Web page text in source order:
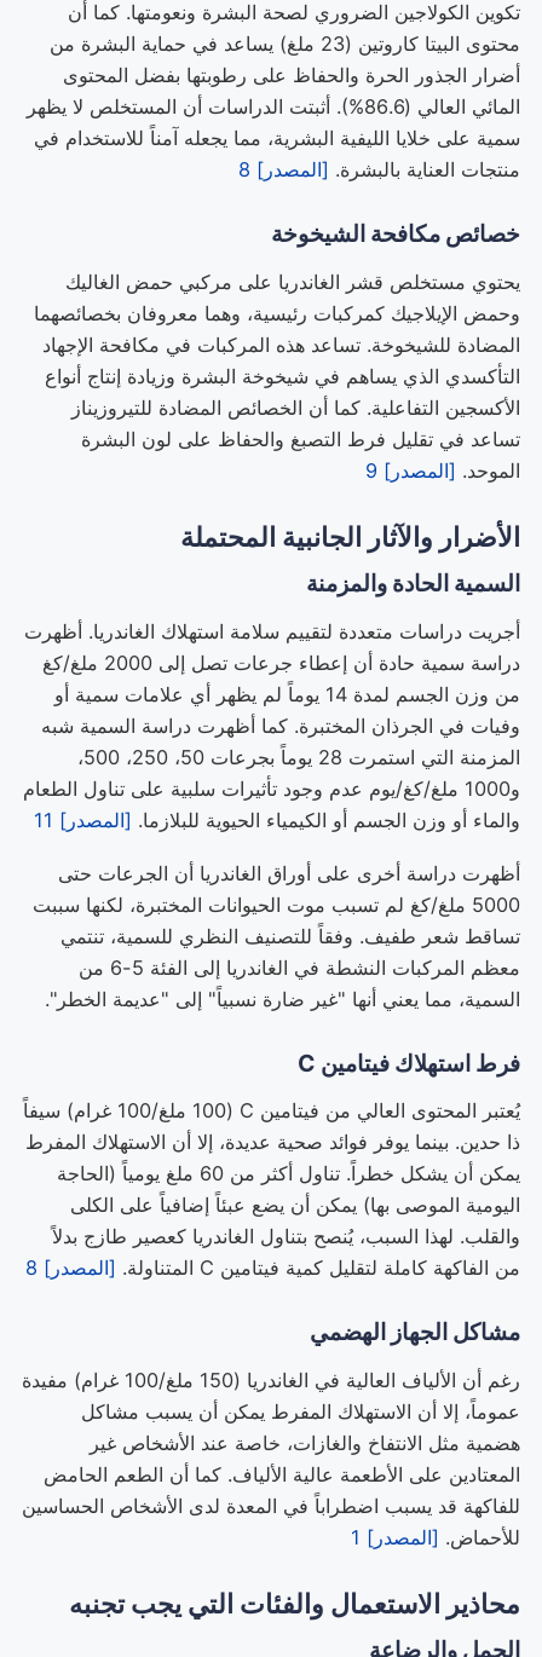
تكوين الكولاجين الضروري لصحة البشرة ونعومتها. كما أن
محتوى البيتا كاروتين (23 ملغ) يساعد في حماية البشرة من
أضرار الجذور الحرة والحفاظ على رطوبتها بفضل المحتوى
المائي العالي (86.6%). أثبتت الدراسات أن المستخلص لا يظهر
سمية على خلايا الليفية البشرية، مما يجعله آمناً للاستخدام في
منتجات العناية بالبشرة. [المصدر] 8
خصائص مكافحة الشيخوخة
يحتوي مستخلص قشر الغاندريا على مركبي حمض الغاليك
وحمض الإيلاجيك كمركبات رئيسية، وهما معروفان بخصائصهما
المضادة للشيخوخة. تساعد هذه المركبات في مكافحة الإجهاد
التأكسدي الذي يساهم في شيخوخة البشرة وزيادة إنتاج أنواع
الأكسجين التفاعلية. كما أن الخصائص المضادة للتيروزيناز
تساعد في تقليل فرط التصبغ والحفاظ على لون البشرة
الموحد. [المصدر] 9
الأضرار والآثار الجانبية المحتملة
السمية الحادة والمزمنة
أجريت دراسات متعددة لتقييم سلامة استهلاك الغاندريا. أظهرت
دراسة سمية حادة أن إعطاء جرعات تصل إلى 2000 ملغ/كغ
من وزن الجسم لمدة 14 يوماً لم يظهر أي علامات سمية أو
وفيات في الجرذان المختبرة. كما أظهرت دراسة السمية شبه
المزمنة التي استمرت 28 يوماً بجرعات 50، 250، 500،
و1000 ملغ/كغ/يوم عدم وجود تأثيرات سلبية على تناول الطعام
والماء أو وزن الجسم أو الكيمياء الحيوية للبلازما. [المصدر] 11
أظهرت دراسة أخرى على أوراق الغاندريا أن الجرعات حتى
5000 ملغ/كغ لم تسبب موت الحيوانات المختبرة، لكنها سببت
تساقط شعر طفيف. وفقاً للتصنيف النظري للسمية، تنتمي
معظم المركبات النشطة في الغاندريا إلى الفئة 5-6 من
السمية، مما يعني أنها "غير ضارة نسبياً" إلى "عديمة الخطر".
فرط استهلاك فيتامين C
يُعتبر المحتوى العالي من فيتامين C (100 ملغ/100 غرام) سيفاً
ذا حدين. بينما يوفر فوائد صحية عديدة، إلا أن الاستهلاك المفرط
يمكن أن يشكل خطراً. تناول أكثر من 60 ملغ يومياً (الحاجة
اليومية الموصى بها) يمكن أن يضع عبئاً إضافياً على الكلى
والقلب. لهذا السبب، يُنصح بتناول الغاندريا كعصير طازج بدلاً
من الفاكهة كاملة لتقليل كمية فيتامين C المتناولة.
[المصدر] 8
مشاكل الجهاز الهضمي
رغم أن الألياف العالية في الغاندريا (150 ملغ/100 غرام) مفيدة
عموماً، إلا أن الاستهلاك المفرط يمكن أن يسبب مشاكل
هضمية مثل الانتفاخ والغازات، خاصة عند الأشخاص غير
المعتادين على الأطعمة عالية الألياف. كما أن الطعم الحامض
للفاكهة قد يسبب اضطراباً في المعدة لدى الأشخاص الحساسين
للأحماض. [المصدر] 1
محاذير الاستعمال والفئات التي يجب تجنبه
الحمل والرضاعة